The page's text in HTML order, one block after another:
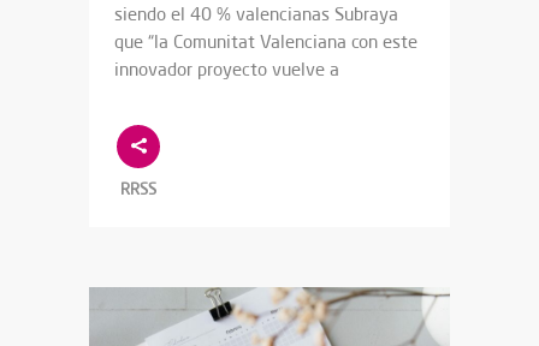
siendo el 40 % valencianas Subraya
que “la Comunitat Valenciana con este
innovador proyecto vuelve a
RRSS